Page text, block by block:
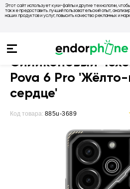
Этот сайт использует куки-файлы и другие технологии, чтобы
также предоставить лучший пользовательский опыт,
наших продуктов и услуг, повысить качество рекламных и
Чехлы на
Силиконовый
Pova 6 Pro 'Жёлто-
сердце'
Код товара: 885u-3689